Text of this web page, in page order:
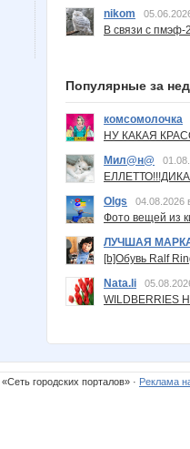
nikom
В связи с пмэф-
Популярные за
комсомолочка
НУ КАКАЯ
Мил@н@
Olgs
04.08.2026
Фото вещей из
ЛУЧШАЯ
[b]Обувь Ralf
Nata.li
городских порталов» · Реклама